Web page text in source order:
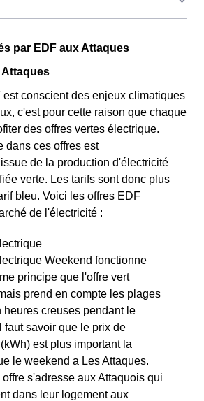
sont moins chers, et permettent
aux Attaques. Ce tarif
des fournisseurs d'électricité de
pour les Attaquois éligibles. 💡
choisie avant 1998. Elle
: pendant 22 jours le prix de
le prix est 20% moins cher par
aux Attaques. ⚡💸
par EDF aux Attaques
Attaques
est conscient des enjeux climatiques
c'est pour cette raison que chaque
des offres vertes électrique.
dans ces offres est
de la production d'électricité
verte. Les tarifs sont donc plus
bleu. Voici les offres EDF
de l'électricité :
Weekend fonctionne
principe que l'offre vert
prend en compte les plages
heures creuses pendant le
faut savoir que le prix de
est plus important la
le weekend a Les Attaques.
s'adresse aux Attaquois qui
dans leur logement aux